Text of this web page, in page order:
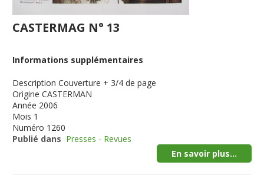
CASTERMAG N° 13
Informations supplémentaires
Description Couverture + 3/4 de page
Origine CASTERMAN
Année 2006
Mois 1
Numéro 1260
Publié dans Presses - Revues
En savoir plus...